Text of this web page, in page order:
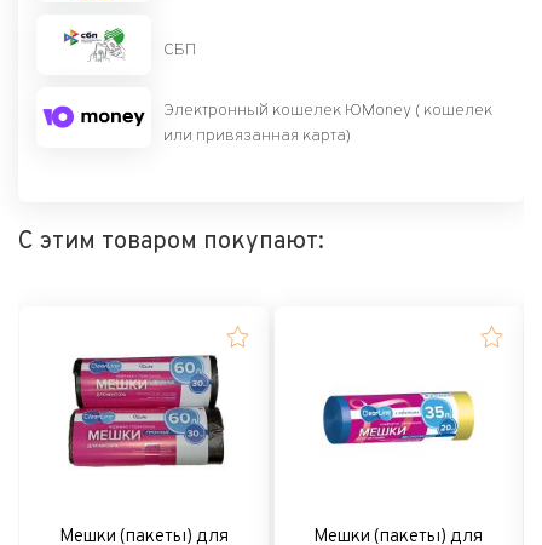
СБП
Электронный кошелек ЮMoney ( кошелек
или привязанная карта)
С этим товаром покупают:
Мешки (пакеты) для Мешки (пакеты) для